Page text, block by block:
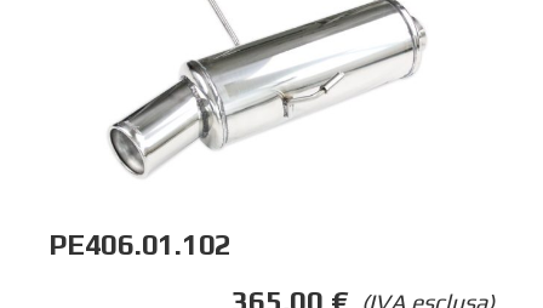
PE406.01.102
(IVA esclusa)
365,00 €